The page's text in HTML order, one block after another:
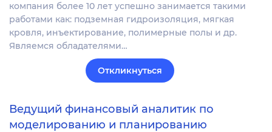
компания более 10 лет успешно занимается такими
работами как: подземная гидроизоляция, мягкая
кровля, инъектирование, полимерные полы и др.
Являемся обладателями…
Откликнуться
Ведущий финансовый аналитик по
моделированию и планированию